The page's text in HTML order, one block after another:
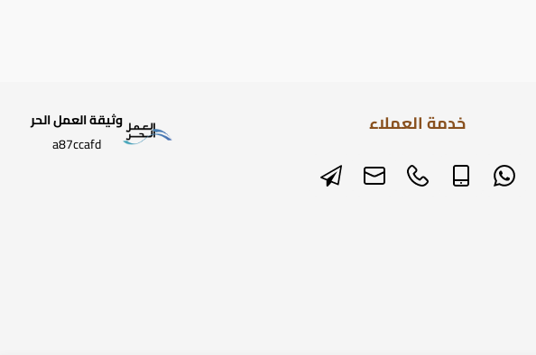
خدمة العملاء
وثيقة العمل الحر
a87ccafd